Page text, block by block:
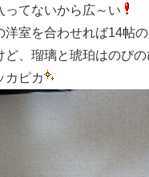
ってないから広～い
室を合わせれば14帖の
ど、瑠璃と琥珀はのび
カピカ